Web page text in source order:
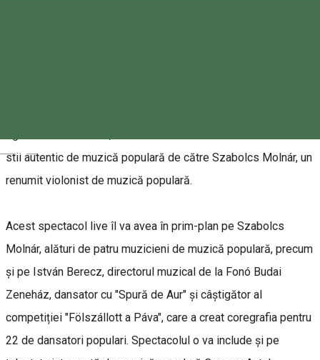
stil autentic de muzică populară de către Szabolcs Molnár, un
renumit violonist de muzică populară.
Acest spectacol live îl va avea în prim-plan pe Szabolcs
Molnár, alături de patru muzicieni de muzică populară, precum
și pe István Berecz, directorul muzical de la Fonó Budai
Zeneház, dansator cu "Spură de Aur" și câștigător al
competiției "Fölszállott a Páva", care a creat coregrafia pentru
22 de dansatori populari. Spectacolul o va include și pe